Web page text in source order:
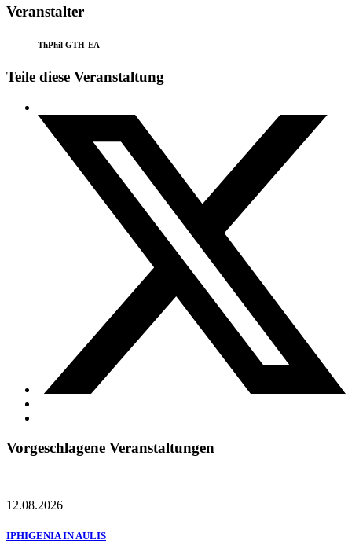
Veranstalter
ThPhil GTH-EA
Teile diese Veranstaltung
Vorgeschlagene Veranstaltungen
12.08.2026
IPHIGENIA IN AULIS